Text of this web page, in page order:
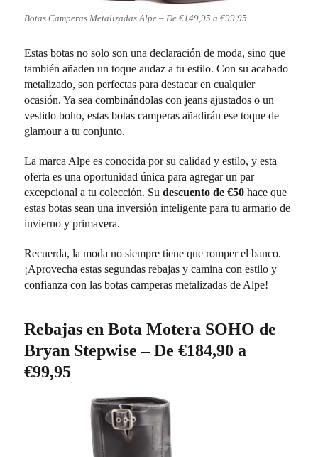
Botas Camperas Metalizadas Alpe – De €149,95 a €99,95
Estas botas no solo son una declaración de moda, sino que
también añaden un toque audaz a tu estilo. Con su acabado
metalizado, son perfectas para destacar en cualquier
ocasión. Ya sea combinándolas con jeans ajustados o un
vestido boho, estas botas camperas añadirán ese toque de
glamour a tu conjunto.
La marca Alpe es conocida por su calidad y estilo, y esta
oferta es una oportunidad única para agregar un par
excepcional a tu colección. Sudescuento de €50 hace que
estas botas sean una inversión inteligente para tu armario de
invierno y primavera.
Recuerda, la moda no siempre tiene que romper el banco.
¡Aprovecha estas segundas rebajas y camina con estilo y
confianza con las botas camperas metalizadas de Alpe!
Rebajas en Bota Motera SOHO de
Bryan Stepwise – De €184,90 a
€99,95